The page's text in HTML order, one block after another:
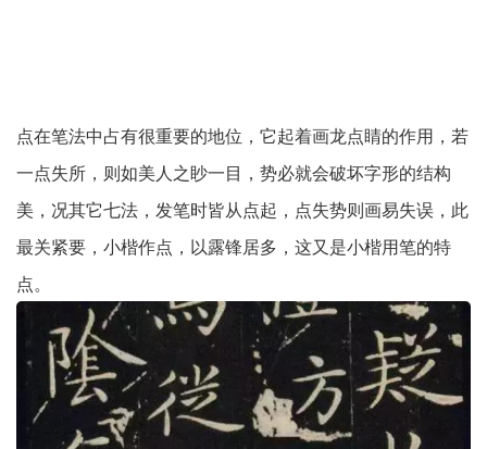
点在笔法中占有很重要的地位，它起着画龙点睛的作用，若
一点失所，则如美人之眇一目，势必就会破坏字形的结构
美，况其它七法，发笔时皆从点起，点失势则画易失误，此
最关紧要，小楷作点，以露锋居多，这又是小楷用笔的特
点。